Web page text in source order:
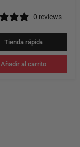
0 reviews
Tienda rápida
Añadir al carrito